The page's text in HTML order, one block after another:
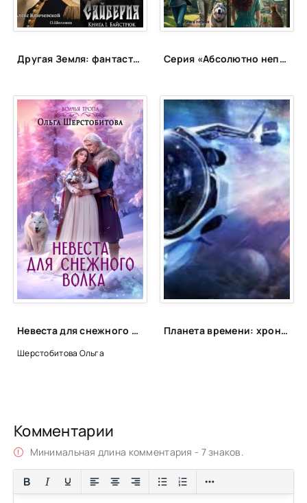
38
Другая Земля: фантастика с альтернативной историей Серия «Абсолютно неправильные люди»
Невеста для снежного волка - Ольга Шерстобитова
Шерстобитова Ольга
Планета времени: хронооперы, которые заставят поломать голову
Комментарии
Минимальная длина комментария - 7 знаков.